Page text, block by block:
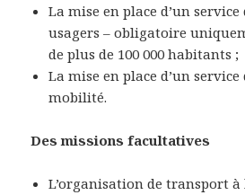
La mise en place d’un
usagers – obligatoire
de plus de 100 000 habitants ;
La mise en place d’un
mobilité.
Des missions facultatives
L’organisation de transport à